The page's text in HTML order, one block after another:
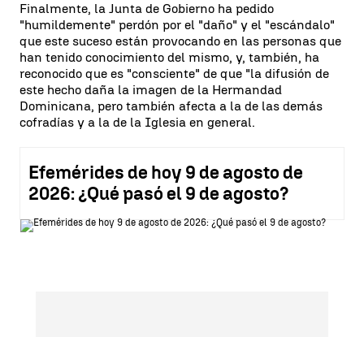
Finalmente, la Junta de Gobierno ha pedido
"humildemente" perdón por el "daño" y el "escándalo"
que este suceso están provocando en las personas que
han tenido conocimiento del mismo, y, también, ha
reconocido que es "consciente" de que "la difusión de
este hecho daña la imagen de la Hermandad
Dominicana, pero también afecta a la de las demás
cofradías y a la de la Iglesia en general.
Efemérides de hoy 9 de agosto de
2026: ¿Qué pasó el 9 de agosto?